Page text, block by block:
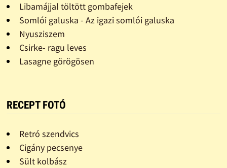
Libamájjal töltött gombafejek
Somlói galuska - Az igazi somlói galuska
Nyusziszem
Csirke- ragu leves
Lasagne görögösen
RECEPT FOTÓ
Retró szendvics
Cigány pecsenye
Sült kolbász